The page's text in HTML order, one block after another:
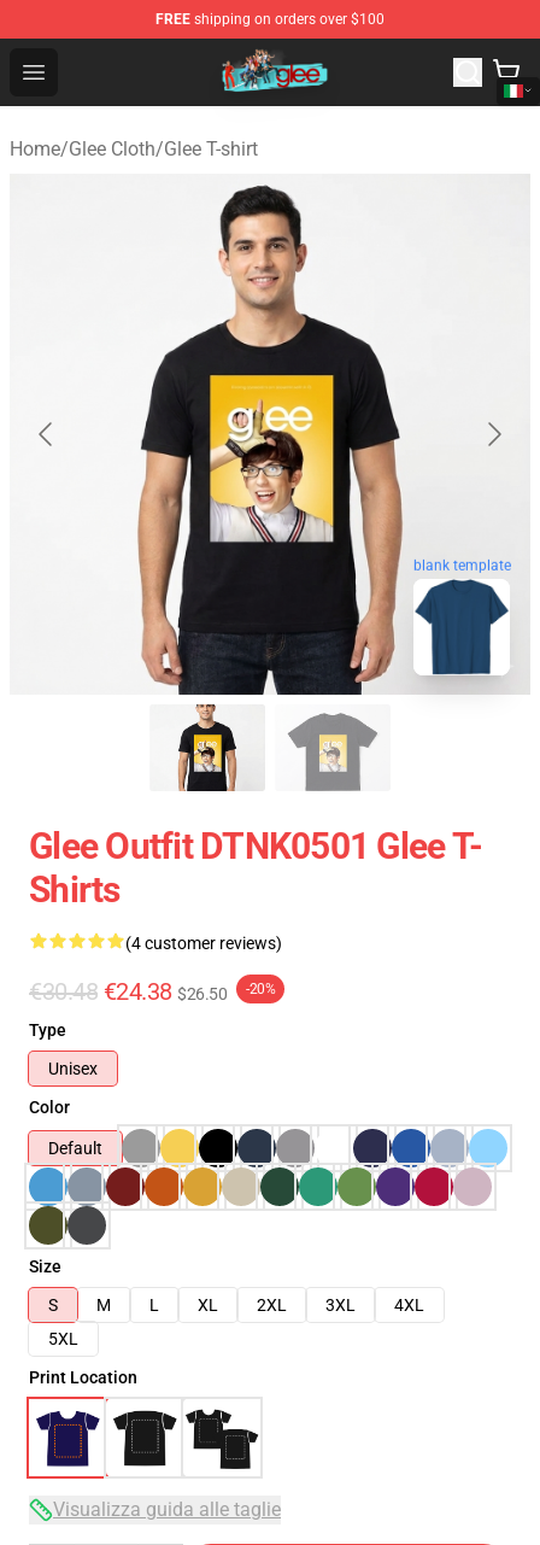
FREE shipping on orders over $100
Open menu
Glee Store - Official Glee Merchandise Shop
Home/Glee Cloth/Glee T-shirt
blank template
Glee Outfit DTNK0501 Glee T-
Shirts
(4 customer reviews)
€30.48 €24.38 $26.50 -20%
Type
Unisex
Color
Default
Size
S
M L XL 2XL 3XL
4XL
5XL
Print Location
Visualizza guida alle taglie